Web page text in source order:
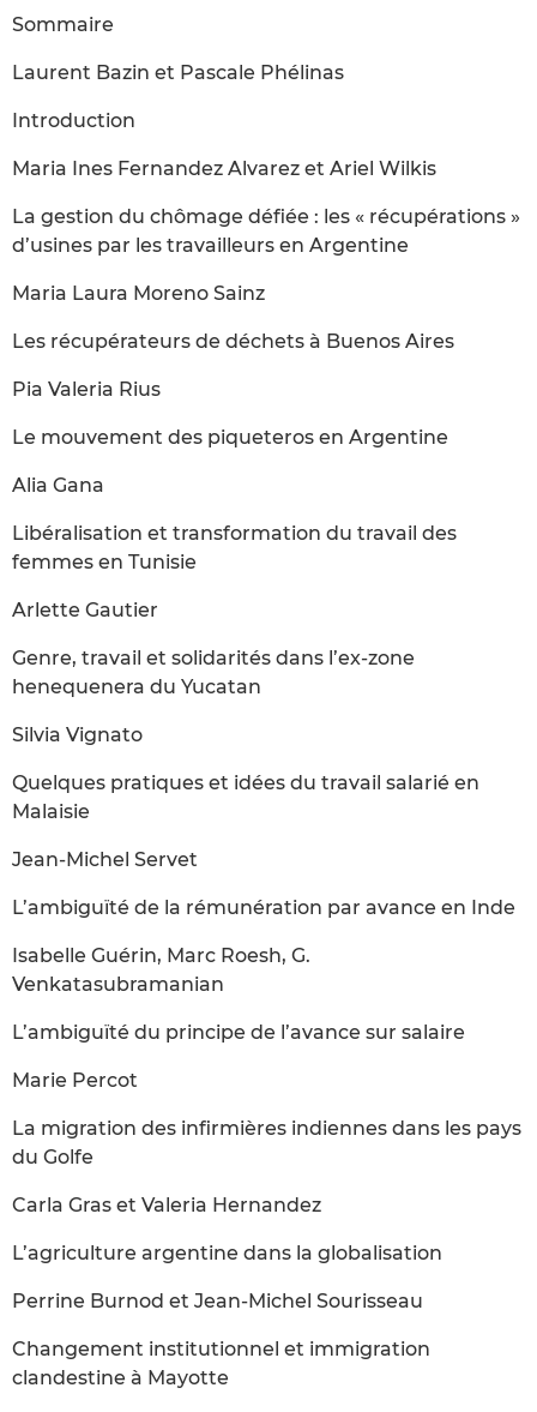
Sommaire
Laurent Bazin et Pascale Phélinas
Introduction
Maria Ines Fernandez Alvarez et Ariel Wilkis
La gestion du chômage défiée : les « récupérations »
d’usines par les travailleurs en Argentine
Maria Laura Moreno Sainz
Les récupérateurs de déchets à Buenos Aires
Pia Valeria Rius
Le mouvement des piqueteros en Argentine
Alia Gana
Libéralisation et transformation du travail des
femmes en Tunisie
Arlette Gautier
Genre, travail et solidarités dans l’ex-zone
henequenera du Yucatan
Silvia Vignato
Quelques pratiques et idées du travail salarié en
Malaisie
Jean-Michel Servet
L’ambiguïté de la rémunération par avance en Inde
Isabelle Guérin, Marc Roesh, G.
Venkatasubramanian
L’ambiguïté du principe de l’avance sur salaire
Marie Percot
La migration des infirmières indiennes dans les pays
du Golfe
Carla Gras et Valeria Hernandez
L’agriculture argentine dans la globalisation
Perrine Burnod et Jean-Michel Sourisseau
Changement institutionnel et immigration
clandestine à Mayotte